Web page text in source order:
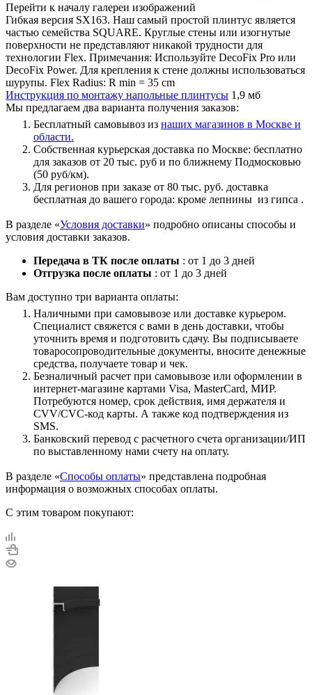
Перейти к началу галереи изображений
Гибкая версия SX163. Наш самый простой плинтус является
частью семейства SQUARE. Круглые стены или изогнутые
поверхности не представляют никакой трудности для
технологии Flex. Примечания: Используйте DecoFix Pro или
DecoFix Power. Для крепления к стене должны использоваться
шурупы. Flex Radius: R min = 35 cm
Инструкция по монтажу напольные плинтусы 1,9 мб
Мы предлагаем два варианта получения заказов:
Бесплатный самовывоз из наших магазинов в Москве и
области.
Собственная курьерская доставка по Москве: бесплатно
для заказов от 20 тыс. руб и по ближнему Подмосковью
(50 руб/км).
Для регионов при заказе от 80 тыс. руб. доставка
бесплатная до вашего города: кроме лепнины из гипса .
В разделе «Условия доставки» подробно описаны способы и
условия доставки заказов.
Передача в ТК после оплаты : от 1 до 3 дней
Отгрузка после оплаты : от 1 до 3 дней
Вам доступно три варианта оплаты:
Наличными при самовывозе или доставке курьером.
Специалист свяжется с вами в день доставки, чтобы
уточнить время и подготовить сдачу. Вы подписываете
товаросопроводительные документы, вносите денежные
средства, получаете товар и чек.
Безналичный расчет при самовывозе или оформлении в
интернет-магазине картами Visa, MasterCard, МИР.
Потребуются номер, срок действия, имя держателя и
CVV/CVC-код карты. А также код подтверждения из
SMS.
Банковский перевод с расчетного счета организации/ИП
по выставленному нами счету на оплату.
В разделе «Способы оплаты» представлена подробная
информация о возможных способах оплаты.
С этим товаром покупают: